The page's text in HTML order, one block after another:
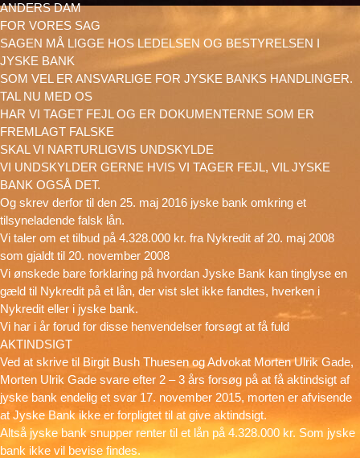
ANDERS DAM
FOR VORES SAG
SAGEN MÅ LIGGE HOS LEDELSEN OG BESTYRELSEN I
JYSKE BANK
SOM VEL ER ANSVARLIGE FOR JYSKE BANKS HANDLINGER.
TAL NU MED OS
HAR VI TAGET FEJL OG ER DOKUMENTERNE SOM ER
FREMLAGT FALSKE
SKAL VI NARTURLIGVIS UNDSKYLDE
VI UNDSKYLDER GERNE HVIS VI TAGER FEJL, VIL JYSKE
BANK OGSÅ DET.
Og skrev derfor til den 25. maj 2016 jyske bank omkring et
tilsyneladende falsk lån.
Vi taler om et tilbud på 4.328.000 kr. fra Nykredit af 20. maj 2008
som gjaldt til 20. november 2008
Vi ønskede bare forklaring på hvordan Jyske Bank kan tinglyse en
gæld til Nykredit på et lån, der vist slet ikke fandtes, hverken i
Nykredit eller i jyske bank.
Vi har i år forud for disse henvendelser forsøgt at få fuld
AKTINDSIGT
Ved at skrive til Birgit Bush Thuesen og Advokat Morten Ulrik Gade,
Morten Ulrik Gade svare efter 2 – 3 års forsøg på at få aktindsigt af
jyske bank endelig et svar 17. november 2015, morten er afvisende
at Jyske Bank ikke er forpligtet til at give aktindsigt.
Altså jyske bank snupper renter til et lån på 4.328.000 kr. Som jyske
bank ikke vil bevise findes.